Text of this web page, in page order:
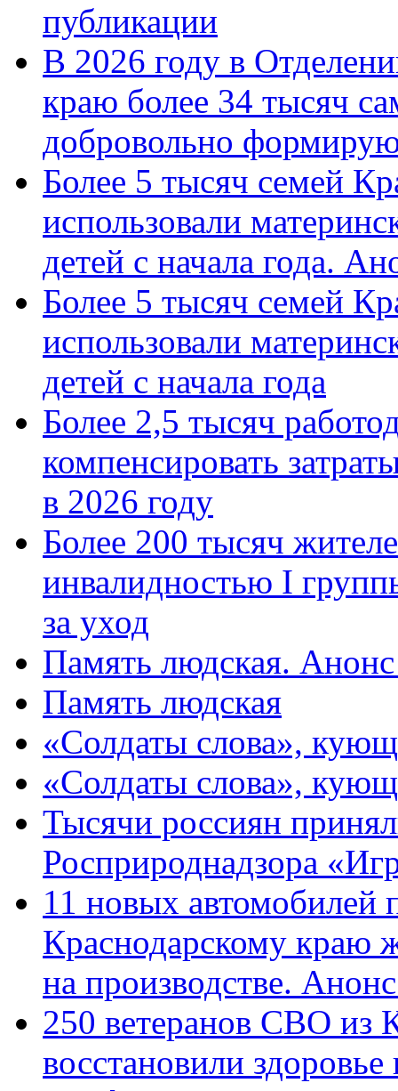
публикации
В 2026 году в
краю более 34 тысяч
добровольно
Более 5 тысяч семей
использовали
детей с начала года.
Более 5 тысяч семей
использовали
детей с начала года
Более 2,5 тысяч
компенсировать
в 2026 году
Более 200 тысяч
инвалидностью I
за уход
Память людская.
Память людская
«Солдаты слова»,
«Солдаты слова»,
Тысячи россиян
Росприроднадзора
11 новых автомобилей
Краснодарскому краю
на производстве.
250 ветеранов СВО из
восстановили